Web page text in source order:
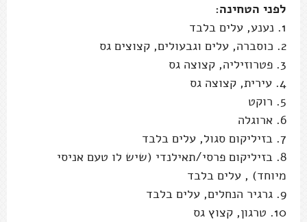
לפני הטחינה:
1. נענע, עלים בלבד
2. כוסברה, עלים וגבעולים, קצוצים גס
3. פטרוזיליה, קצוצה גס
4. עירית, קצוצה גס
5. רוקט
6. ארוגלה
7. בזיליקום סגול, עלים בלבד
8. בזיליקום פרסי/תאילנדי (שיש לו טעם אניסי
מיוחד) , עלים בלבד
9. גרגיר הנחלים, עלים בלבד
10. טרגון, קצוץ גס